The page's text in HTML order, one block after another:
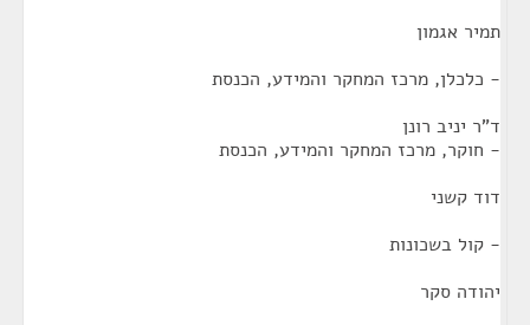
תמיר אגמון
- כלכלן, מרכז המחקר והמידע, הכנסת
ד"ר יניב רונן
- חוקר, מרכז המחקר והמידע, הכנסת
דוד קשני
- קול בשכונות
יהודה סקר